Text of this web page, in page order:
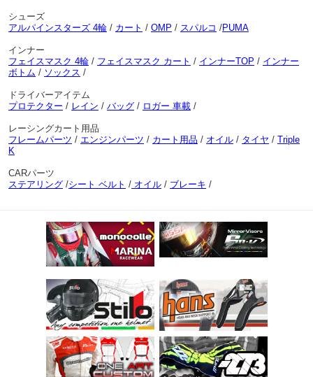
シューズ
アルパインスターズ 4輪 / カート / OMP / スパルコ /PUMA
インナー
フェイスマスク 4輪 / フェイスマスク カート / インナーTOP / インナー
ボトム / ソックス /
ドライバーアイテム
プロテクター / レイン / バッグ / ロガー 車載 /
レーシングカート用品
フレームパーツ / エンジンパーツ / カート用品 / オイル / タイヤ / Triple
K
CARパーツ
ステアリング /シート ベルト / オイル / ブレーキ /